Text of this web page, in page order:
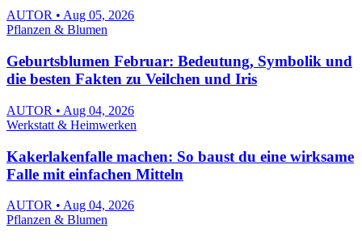
AUTOR • Aug 05, 2026
Pflanzen & Blumen
Geburtsblumen Februar: Bedeutung, Symbolik und
die besten Fakten zu Veilchen und Iris
AUTOR • Aug 04, 2026
Werkstatt & Heimwerken
Kakerlakenfalle machen: So baust du eine wirksame
Falle mit einfachen Mitteln
AUTOR • Aug 04, 2026
Pflanzen & Blumen